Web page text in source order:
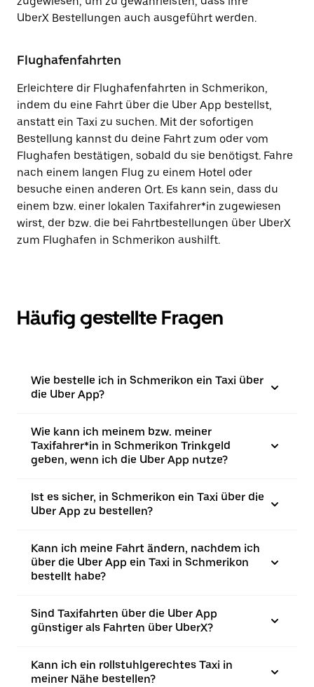
UberX Bestellungen auch ausgeführt werden.
Flughafenfahrten
Erleichtere dir Flughafenfahrten in Schmerikon,
indem du eine Fahrt über die Uber App bestellst,
anstatt ein Taxi zu suchen. Mit der sofortigen
Bestellung kannst du deine Fahrt zum oder vom
Flughafen bestätigen, sobald du sie benötigst. Fahre
nach einem langen Flug zu einem Hotel oder
besuche einen anderen Ort. Es kann sein, dass du
einem bzw. einer lokalen Taxifahrer*in zugewiesen
wirst, der bzw. die bei Fahrtbestellungen über UberX
zum Flughafen in Schmerikon aushilft.
Häufig gestellte Fragen
Wie bestelle ich in Schmerikon ein Taxi über
die Uber App?
Wie kann ich meinem bzw. meiner
Taxifahrer*in in Schmerikon Trinkgeld
geben, wenn ich die Uber App nutze?
Ist es sicher, in Schmerikon ein Taxi über die
Uber App zu bestellen?
Kann ich meine Fahrt ändern, nachdem ich
über die Uber App ein Taxi in Schmerikon
bestellt habe?
Sind Taxifahrten über die Uber App
günstiger als Fahrten über UberX?
Kann ich ein rollstuhlgerechtes Taxi in
meiner Nähe bestellen?